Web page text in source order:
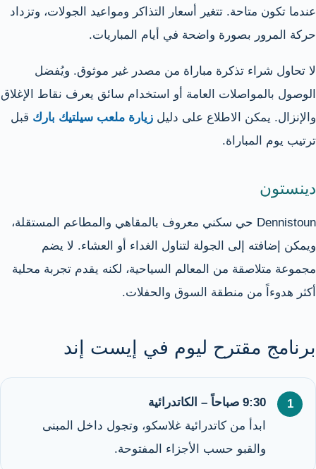
عندما تكون متاحة. تتغير أسعار التذاكر ومواعيد الجولات، وتزداد
حركة المرور بصورة واضحة في أيام المباريات.
لا تحاول شراء تذكرة مباراة من مصدر غير موثوق. ويُفضل
الوصول بالمواصلات العامة أو استخدام سائق يعرف نقاط الإغلاق
والإنزال. يمكن الاطلاع على دليل زيارة ملعب سيلتيك بارك قبل
ترتيب يوم المباراة.
دينستون
Dennistoun حي سكني معروف بالمقاهي والمطاعم المستقلة،
ويمكن إضافته إلى الجولة لتناول الغداء أو العشاء. لا يضم
مجموعة متلاصقة من المعالم السياحية، لكنه يقدم تجربة محلية
أكثر هدوءاً من منطقة السوق والحفلات.
برنامج مقترح ليوم في إيست إند
9:30 صباحاً – الكاتدرائية
ابدأ من كاتدرائية غلاسكو، وتجول داخل المبنى
والقبو حسب الأجزاء المفتوحة.